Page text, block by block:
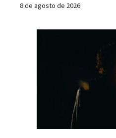
8 de agosto de 2026